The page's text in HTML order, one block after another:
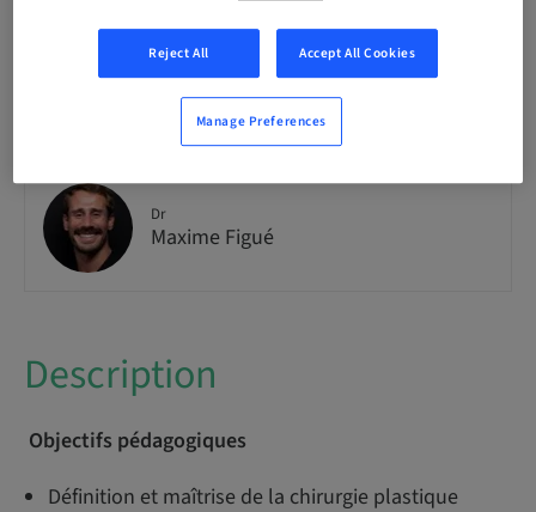
Dr
Antoine Popelut
Dr
Maxime Figué
Description
Objectifs pédagogiques
Définition et maîtrise de la chirurgie plastique
Reject All Accept All Cookies
Manage Preferences